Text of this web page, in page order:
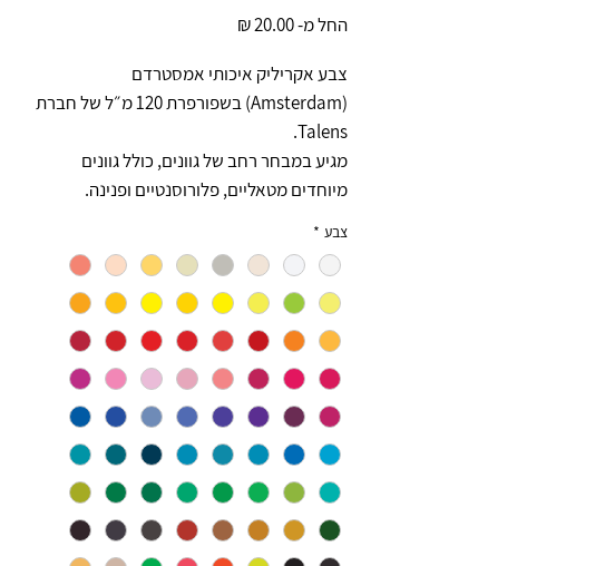
החל מ-20.00 ₪
צבע אקריליק איכותי אמסטרדם
(Amsterdam) בשפורפרת 120 מ״ל של חברת
Talens.
מגיע במבחר רחב של גוונים, כולל גוונים
מיוחדים מטאליים, פלורוסנטיים ופנינה.
צבע *